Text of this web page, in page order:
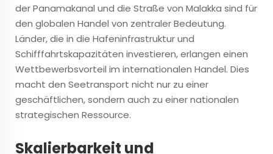
der Panamakanal und die Straße von Malakka sind für
den globalen Handel von zentraler Bedeutung.
Länder, die in die Hafeninfrastruktur und
Schifffahrtskapazitäten investieren, erlangen einen
Wettbewerbsvorteil im internationalen Handel. Dies
macht den Seetransport nicht nur zu einer
geschäftlichen, sondern auch zu einer nationalen
strategischen Ressource.
Skalierbarkeit und